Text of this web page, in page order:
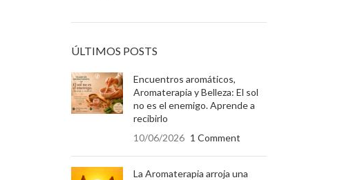
ÚLTIMOS POSTS
Encuentros aromáticos,
Aromaterapia y Belleza: El sol
no es el enemigo. Aprende a
recibirlo
10/06/2026 1 Comment
La Aromaterapia arroja una